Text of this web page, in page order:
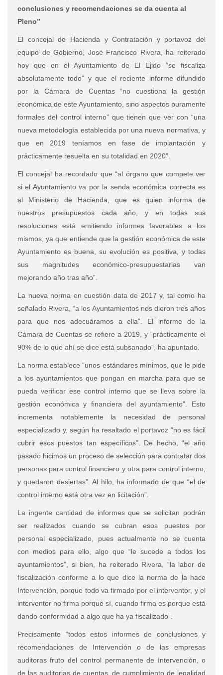
conclusiones y recomendaciones se da cuenta al
Pleno”
El concejal de Hacienda y Contratación y portavoz del
equipo de Gobierno, José Francisco Rivera, ha reiterado
hoy que en el Ayuntamiento de El Ejido “se fiscaliza
absolutamente todo” y que el reciente informe difundido
por la Cámara de Cuentas “no cuestiona la gestión
económica de este Ayuntamiento, sino aspectos puramente
formales del control interno” que tienen que ver con “una
nueva metodología establecida por una nueva normativa, y
que en 2019 teníamos en fase de implantación y
prácticamente resuelta en su totalidad en 2020”.
El concejal ha recordado que “al órgano que compete ver
si el Ayuntamiento va por la senda económica correcta es
al Ministerio de Hacienda, que es quien informa de
nuestros presupuestos cada año, y en todas sus
resoluciones está emitiendo informes favorables a los
mismos, ya que entiende que la gestión económica de este
Ayuntamiento es buena, su evolución es positiva, y todas
sus magnitudes económico-presupuestarias van
mejorando año tras año”.
La nueva norma en cuestión data de 2017 y, tal como ha
señalado Rivera, “a los Ayuntamientos nos dieron tres años
para que nos adecuáramos a ella”. El informe de la
Cámara de Cuentas se refiere a 2019, y “prácticamente el
90% de lo que ahí se dice está subsanado”, ha apuntado.
La norma establece “unos estándares mínimos, que le pide
a los ayuntamientos que pongan en marcha para que se
pueda verificar ese control interno que se lleva sobre la
gestión económica y financiera del ayuntamiento”. Esto
incrementa notablemente la necesidad de personal
especializado y, según ha resaltado el portavoz “no es fácil
cubrir esos puestos tan específicos”. De hecho, “el año
pasado hicimos un proceso de selección para contratar dos
personas para control financiero y otra para control interno,
y quedaron desiertas”. Al hilo, ha informado de que “el de
control interno está otra vez en licitación”.
La ingente cantidad de informes que se solicitan podrán
ser realizados cuando se cubran esos puestos por
personal especializado, pues actualmente no se cuenta
con medios para ello, algo que “le sucede a todos los
ayuntamientos”, si bien, ha reiterado Rivera, “la labor de
fiscalización conforme a lo que dice la norma de la hace
Intervención, porque todo va firmado por el interventor, y el
interventor no firma porque sí, cuando firma es porque está
dando conformidad a algo que ha ya fiscalizado”.
Precisamente “todos estos informes de conclusiones y
recomendaciones de Intervención o de las empresas
auditoras fruto del control permanente de Intervención, o
de las auditorias de cuentas, de cumplimiento de legalidad